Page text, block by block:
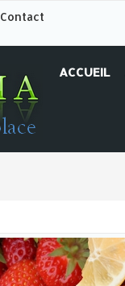
Contact
ACCUEIL